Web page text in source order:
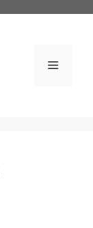
Menú